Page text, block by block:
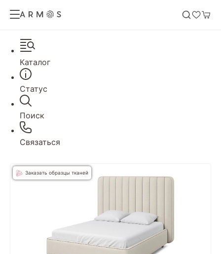
Каталог
Статус
Поиск
Связаться
Заказать образцы тканей